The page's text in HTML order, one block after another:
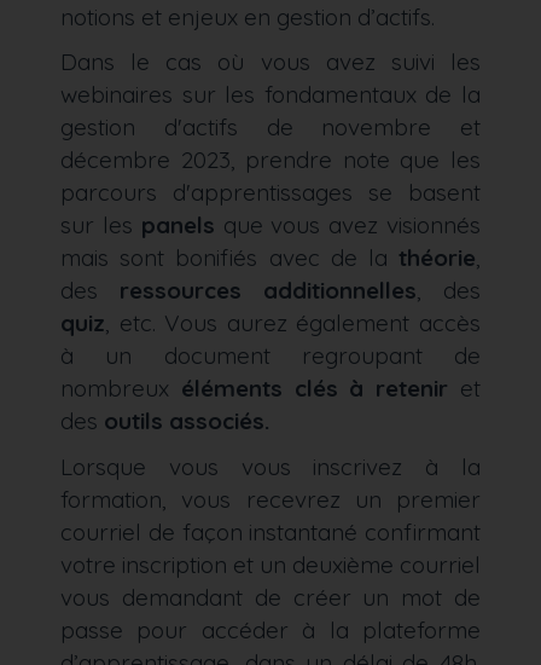
notions et enjeux en gestion d’actifs.
Dans le cas où vous avez suivi les
webinaires sur les fondamentaux de la
gestion d'actifs de novembre et
décembre 2023, prendre note que les
parcours d'apprentissages se basent
sur les panels que vous avez visionnés
mais sont bonifiés avec de la théorie,
des ressources additionnelles, des
quiz, etc. Vous aurez également accès
à un document regroupant de
nombreux éléments clés à retenir et
des outils associés.
Lorsque vous vous inscrivez à la
formation, vous recevrez un premier
courriel de façon instantané confirmant
votre inscription et un deuxième courriel
vous demandant de créer un mot de
passe pour accéder à la plateforme